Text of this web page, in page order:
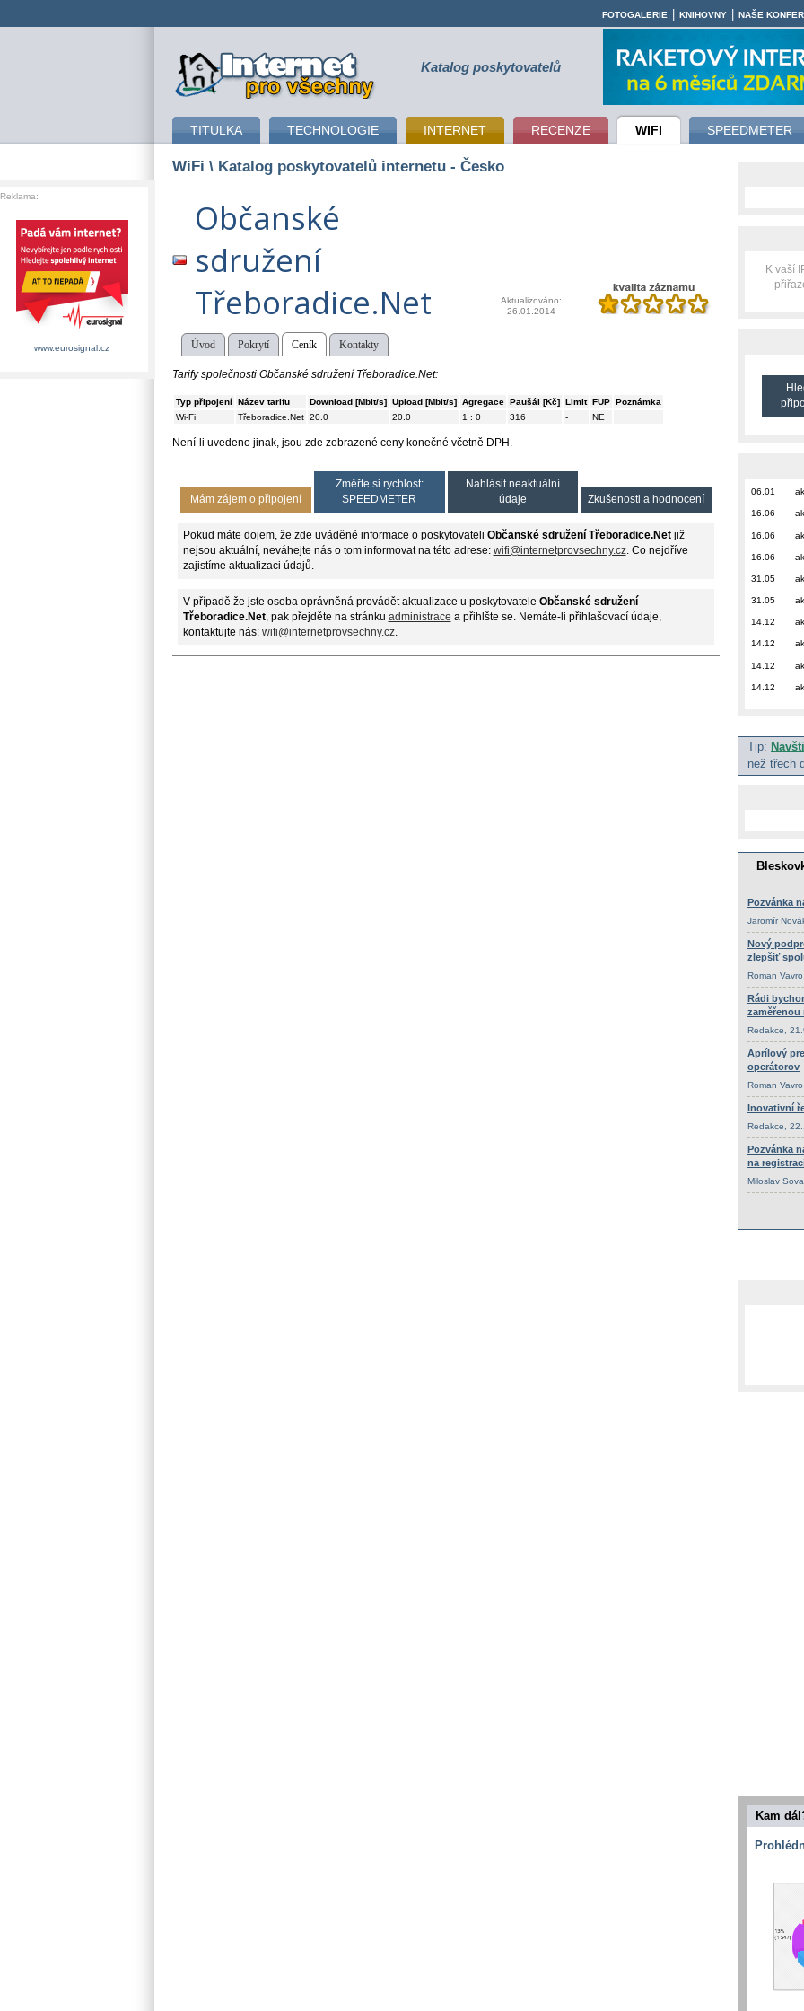
připojení k internetu Katalog poskytovatelů
TITULKA TECHNOLOGIE INTERNET RECENZE WIFI SPEEDMETER
FOTOGALERIE KNIHOVNY NAŠE
WiFi \ Katalog poskytovatelů internetu - Česko
Občanské
sdružení
Třeboradice.Net
Aktualizováno:
26.01.2014
Úvod Pokrytí Ceník Kontakty
Tarify společnosti Občanské sdružení Třeboradice.Net:
Typ připojení Název tarifu Download [Mbit/s] Upload [Mbit/s] Agregace Paušál [Kč] Limit FUP Poznámka
Wi-Fi
Třeboradice.Net 20.0 20.0 1 : 0 316 - NE
Není-li uvedeno jinak, jsou zde zobrazené ceny konečné včetně DPH.
Mám zájem o připojení
Změřte si rychlost:
SPEEDMETER
Nahlásit neaktuální
údaje
Zkušenosti a hodnocení
Pokud máte dojem, že zde uváděné informace o poskytovateli Občanské sdružení Třeboradice.Netjiž
nejsou aktuální, neváhejte nás o tom informovat na této adrese: wifi@internetprovsechny.cz. Co nejdříve
zajistíme aktualizaci údajů.
V případě že jste osoba oprávněná provádět aktualizace u poskytovatele Občanské sdružení
Třeboradice.Net, pak přejděte na stránku administrace a přihlšte se. Nemáte-li přihlašovací údaje,
kontaktujte nás: wifi@internetprovsechny.cz.
K vaší
06.01
16.06
16.06
16.06
31.05
31.05
14.12
14.12
14.12
14.12
Tip:
než třech
Kam
Reklama:
www.eurosignal.cz